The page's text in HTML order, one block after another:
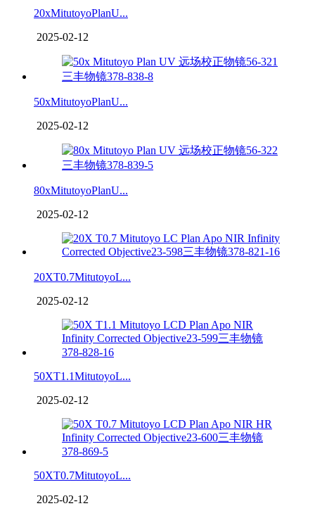
20xMitutoyoPlanU...
2025-02-12
50xMitutoyoPlanU...
2025-02-12
80xMitutoyoPlanU...
2025-02-12
20XT0.7MitutoyoL...
2025-02-12
50XT1.1MitutoyoL...
2025-02-12
50XT0.7MitutoyoL...
2025-02-12